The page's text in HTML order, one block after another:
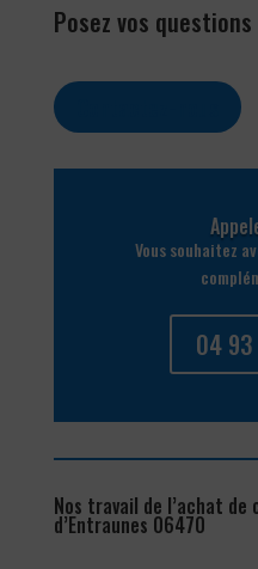
Posez vos questions
Vous souhaitez
04 93
Nos travail de l’achat
d’Entraunes 06470